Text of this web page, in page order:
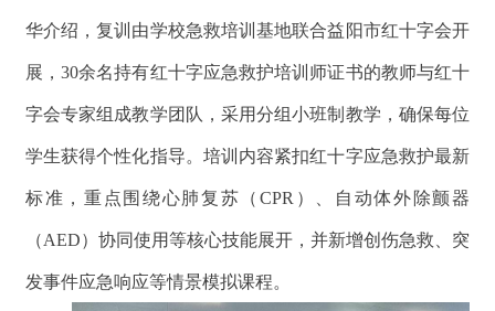
华介绍，复训由学校急救培训基地联合益阳市红十字会开
展，30余名持有红十字应急救护培训师证书的教师与红十
字会专家组成教学团队，采用分组小班制教学，确保每位
学生获得个性化指导。培训内容紧扣红十字应急救护最新
标准，重点围绕心肺复苏（CPR）、自动体外除颤器
（AED）协同使用等核心技能展开，并新增创伤急救、突
发事件应急响应等情景模拟课程。